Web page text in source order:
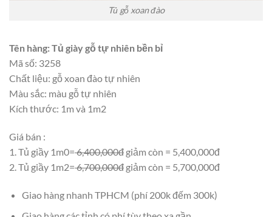
Tủ gỗ xoan đào
Tên hàng: Tủ giày gỗ tự nhiên bền bỉ
Mã số: 3258
Chất liệu: gỗ xoan đào tự nhiên
Màu sắc: màu gỗ tự nhiên
Kích thước: 1m và 1m2
Giá bán :
1. Tủ giầy 1m0=6,400,000đ giảm còn = 5,400,000đ
2. Tủ giầy 1m2=6,700,000đ giảm còn = 5,700,000đ
Giao hàng nhanh TPHCM (phí 200k đếm 300k)